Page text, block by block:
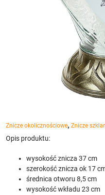
Znicze okolicznościowe, Znicze
Opis produktu:
wysokość znicza 37 cm
szerokość znicza ok 17
średnica otworu 8,5 cm
wysokość wkładu 23 cm